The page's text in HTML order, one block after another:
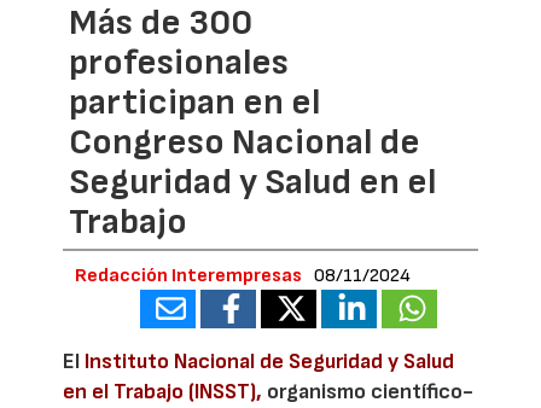
Más de 300
profesionales
participan en el
Congreso Nacional de
Seguridad y Salud en el
Trabajo
Redacción Interempresas 08/11/2024
El Instituto Nacional de Seguridad y Salud
en el Trabajo (INSST), organismo científico-